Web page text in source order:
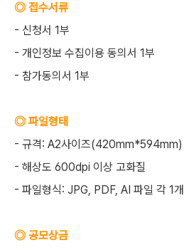
◎ 접수서류
- 신청서 1부
- 개인정보 수집이용 동의서 1부
- 참가동의서 1부
◎ 파일형태
- 규격: A2사이즈(420mm*594mm)
- 해상도 600dpi 이상 고화질
- 파일형식: JPG, PDF, AI 파일 각 1개
◎ 공모상금